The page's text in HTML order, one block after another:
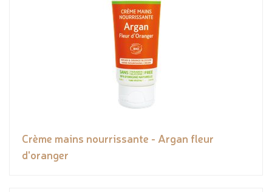
Crème mains nourrissante - Argan fleur
d'oranger